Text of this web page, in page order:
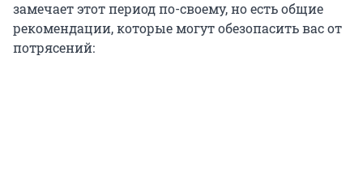
замечает этот период по-своему, но есть общие
рекомендации, которые могут обезопасить вас от
потрясений: